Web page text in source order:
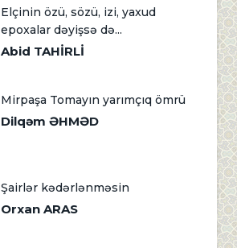
Elçinin özü, sözü, izi, yaxud
epoxalar dəyişsə də...
Abid TAHİRLİ
Mirpaşa Tomayın yarımçıq ömrü
Dilqəm ƏHMƏD
Şairlər kədərlənməsin
Orxan ARAS